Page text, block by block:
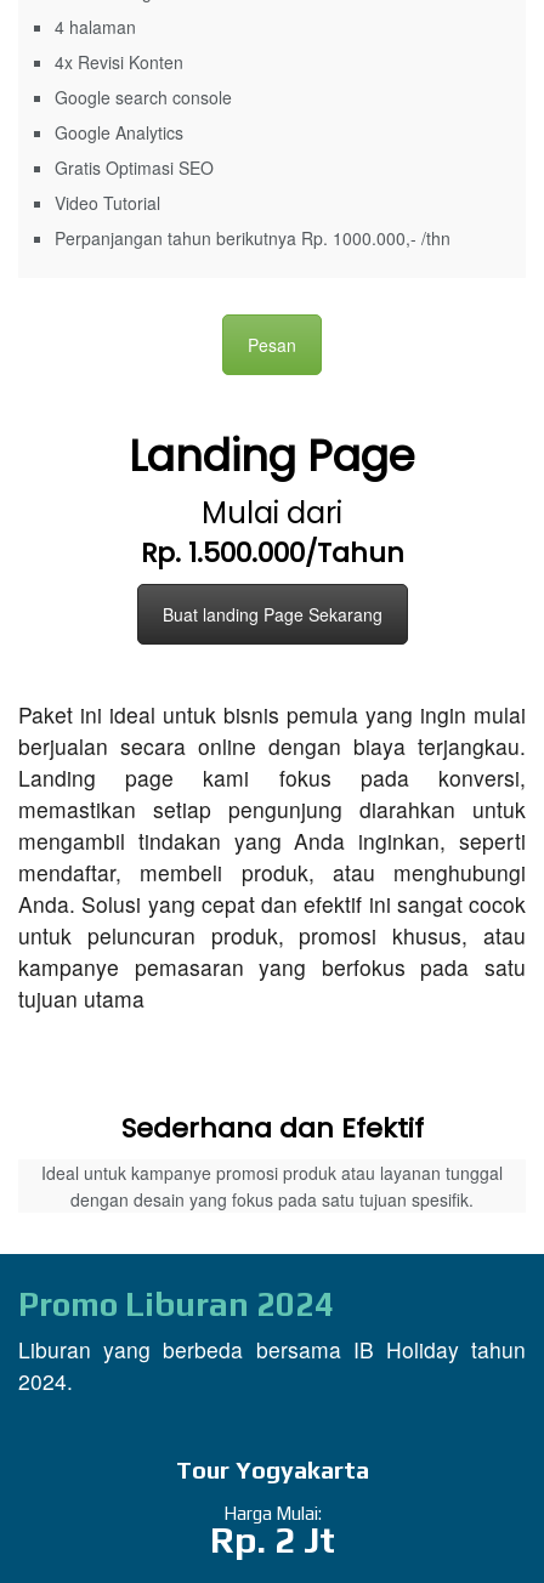
4 halaman
4x Revisi Konten
Google search console
Google Analytics
Gratis Optimasi SEO
Video Tutorial
Perpanjangan tahun berikutnya Rp. 1000.000,- /thn
Pesan
Landing Page
Mulai dari
Rp. 1.500.000/Tahun
Buat landing Page Sekarang
Paket ini ideal untuk bisnis pemula yang ingin mulai
berjualan secara online dengan biaya terjangkau.
Landing page kami fokus pada konversi,
memastikan setiap pengunjung diarahkan untuk
mengambil tindakan yang Anda inginkan, seperti
mendaftar, membeli produk, atau menghubungi
Anda. Solusi yang cepat dan efektif ini sangat cocok
untuk peluncuran produk, promosi khusus, atau
kampanye pemasaran yang berfokus pada satu
tujuan utama
Sederhana dan Efektif
Ideal untuk kampanye promosi produk atau layanan tunggal
dengan desain yang fokus pada satu tujuan spesifik.
Promo Liburan 2024
Liburan yang berbeda bersama IB Holiday tahun
2024.
Tour Yogyakarta
Harga Mulai:
Rp. 2 Jt